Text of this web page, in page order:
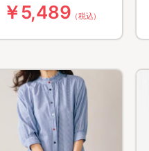
￥5,489 （税込）